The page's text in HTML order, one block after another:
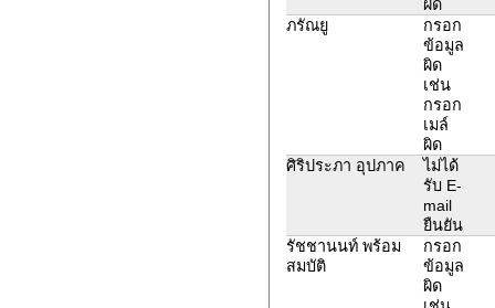
ผิด
ภรัณยู
กรอก
ข้อมูล
ผิด
เช่น
กรอก
เมล์
ผิด
ศิริประภา อุปภาค
ไม่ได้
รับ E-
mail
ยืนยัน
รัชชานนท์ พร้อม
สมบัติ
กรอก
ข้อมูล
ผิด